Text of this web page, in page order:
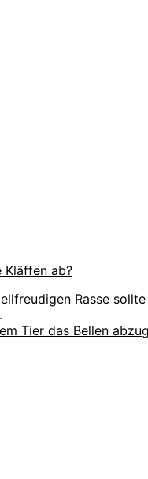
Kläffen ab?
Rasse
Tier das Bellen